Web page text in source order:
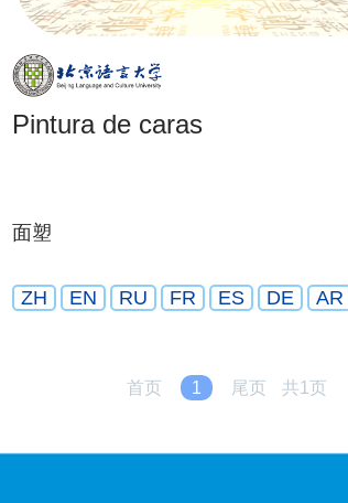
Pintura de caras
面塑
ZH EN RU FR ES DE AR
首页 1 尾页 共1页